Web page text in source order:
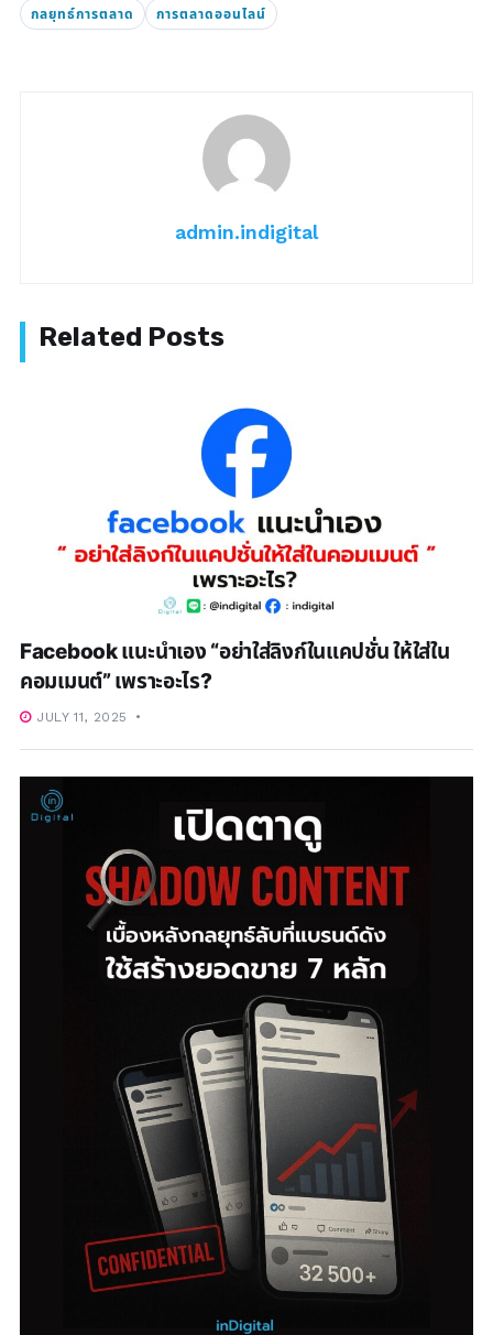
กลยุทธ์การตลาด การตลาดออนไลน์
admin.indigital
Facebook แนะนำเอง “อย่าใส่ลิงก์ในแคปชั่น ให้ใส่ใน
คอมเมนต์” เพราะอะไร?
JULY 11, 2025